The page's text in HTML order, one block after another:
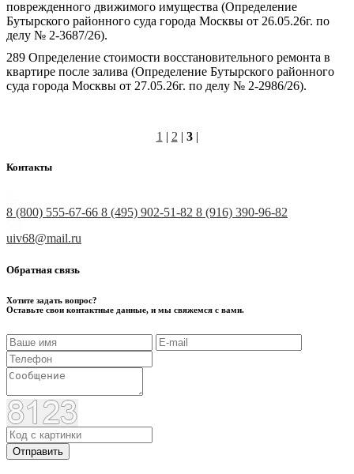
поврежденного движимого имущества (Определение
Бутырского районного суда города Москвы от 26.05.26г. по
делу № 2-3687/26).
289 Определение стоимости восстановительного ремонта в
квартире после залива (Определение Бутырского районного
суда города Москвы от 27.05.26г. по делу № 2-2986/26).
1 | 2 | 3|
Контакты
8 (800) 555-67-66 8 (495) 902-51-82 8 (916) 390-96-82
uiv68@mail.ru
Обратная связь
Хотите задать вопрос?
Оставьте свои контактные данные, и мы свяжемся с вами.
Отправить